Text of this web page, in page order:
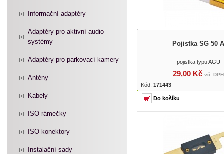
Informační adaptéry
Adaptéry pro aktivní audio
systémy
Adaptéry pro parkovací kamery
Antény
Kabely
ISO rámečky
ISO konektory
Instalační sady
Pojistka SG 50 A
pojistka typu AGU
29,00 Kč vč. DPH
Kód: 171443